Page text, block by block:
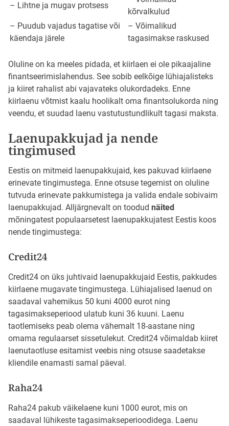
– Lihtne ja mugav protsess
kõrvalkulud
– Puudub vajadus tagatise või
käendaja järele
– Võimalikud
tagasimakse raskused
Oluline on ka meeles pidada, et kiirlaen ei ole pikaajaline
finantseerimislahendus. See sobib eelkõige lühiajalisteks
ja kiiret rahalist abi vajavateks olukordadeks. Enne
kiirlaenu võtmist kaalu hoolikalt oma finantsolukorda ning
veendu, et suudad laenu vastutustundlikult tagasi maksta.
Laenupakkujad ja nende
tingimused
Eestis on mitmeid laenupakkujaid, kes pakuvad kiirlaene
erinevate tingimustega. Enne otsuse tegemist on oluline
tutvuda erinevate pakkumistega ja valida endale sobivaim
laenupakkujad. Alljärgnevalt on toodud näited
mõningatest populaarsetest laenupakkujatest Eestis koos
nende tingimustega:
Credit24
Credit24 on üks juhtivaid laenupakkujaid Eestis, pakkudes
kiirlaene mugavate tingimustega. Lühiajalised laenud on
saadaval vahemikus 50 kuni 4000 eurot ning
tagasimakseperiood ulatub kuni 36 kuuni. Laenu
taotlemiseks peab olema vähemalt 18-aastane ning
omama regulaarset sissetulekut. Credit24 võimaldab kiiret
laenutaotluse esitamist veebis ning otsuse saadetakse
kliendile enamasti samal päeval.
Raha24
Raha24 pakub väikelaene kuni 1000 eurot, mis on
saadaval lühikeste tagasimakseperioodidega. Laenu